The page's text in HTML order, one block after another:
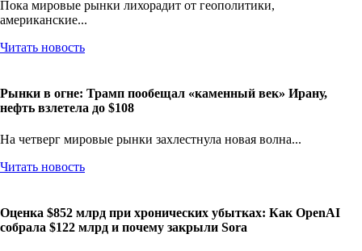
Пока мировые рынки лихорадит от геополитики,
американские...
Читать новость
Рынки в огне: Трамп пообещал «каменный век» Ирану,
нефть взлетела до $108
На четверг мировые рынки захлестнула новая волна...
Читать новость
Оценка $852 млрд при хронических убытках: Как OpenAI
собрала $122 млрд и почему закрыли Sora